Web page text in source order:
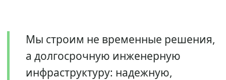
Мы строим не временные решения,
а долгосрочную инженерную
инфраструктуру: надежную,